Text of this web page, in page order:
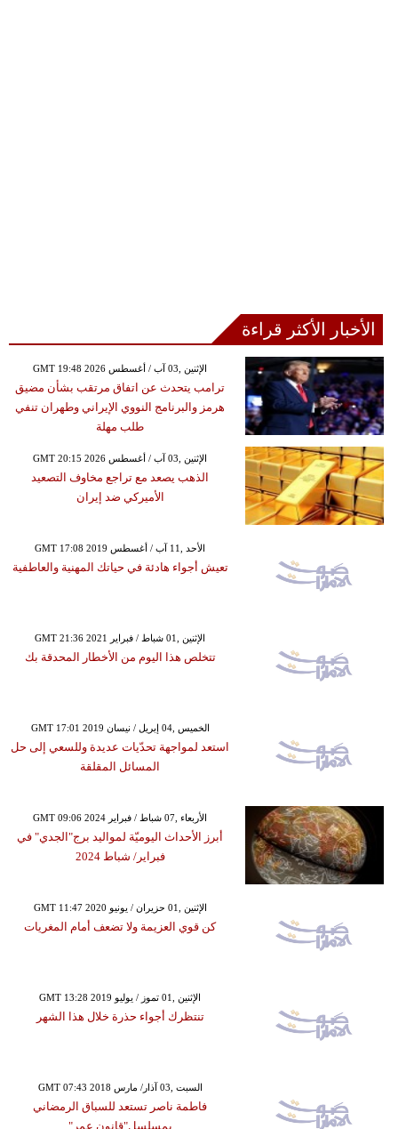
الأخبار الأكثر قراءة
GMT 19:48 2026 الإثنين ,03 آب / أغسطس
ترامب يتحدث عن اتفاق مرتقب بشأن مضيق
هرمز والبرنامج النووي الإيراني وطهران تنفي
طلب مهلة
GMT 20:15 2026 الإثنين ,03 آب / أغسطس
الذهب يصعد مع تراجع مخاوف التصعيد
الأميركي ضد إيران
GMT 17:08 2019 الأحد ,11 آب / أغسطس
تعيش أجواء هادئة في حياتك المهنية والعاطفية
GMT 21:36 2021 الإثنين ,01 شباط / فبراير
تتخلص هذا اليوم من الأخطار المحدقة بك
GMT 17:01 2019 الخميس ,04 إبريل / نيسان
استعد لمواجهة تحدّيات عديدة وللسعي إلى حل
المسائل المقلقة
GMT 09:06 2024 الأربعاء ,07 شباط / فبراير
أبرز الأحداث اليوميّة لمواليد برج"الجدي" في
فبراير/ شباط 2024
GMT 11:47 2020 الإثنين ,01 حزيران / يونيو
كن قوي العزيمة ولا تضعف أمام المغريات
GMT 13:28 2019 الإثنين ,01 تموز / يوليو
تنتظرك أجواء حذرة خلال هذا الشهر
GMT 07:43 2018 السبت ,03 آذار/ مارس
فاطمة ناصر تستعد للسباق الرمضاني
بمسلسل"قانون عمر"